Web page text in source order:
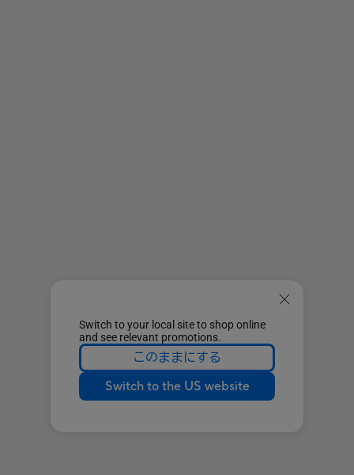
Switch to your local site to shop online
and see relevant promotions.
このままにする
Switch to the US website